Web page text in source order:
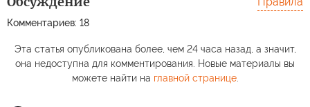
Комментариев: 18
Эта статья опубликована более, чем 24 часа назад, а значит,
она недоступна для комментирования. Новые материалы вы
можете найти на главной странице.